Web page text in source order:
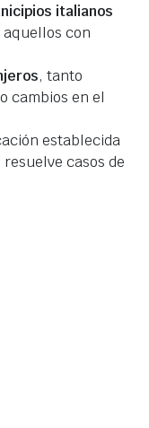
italianos
aquellos con
, tanto
cambios en el
establecida
casos de